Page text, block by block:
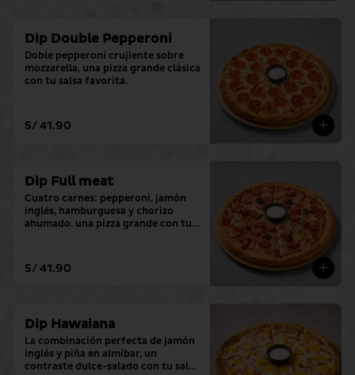
Dip Double Pepperoni
Doble pepperoni crujiente sobre
mozzarella, una pizza grande clásica
con tu salsa favorita.
S/ 41.90
Dip Full meat
Cuatro carnes: pepperoni, jamón
inglés, hamburguesa y chorizo
ahumado. una pizza grande con tu
S/ 41.90
Dip Hawaiana
La combinación perfecta de jamón
inglés y piña en almíbar, un
contraste dulce-salado con tu salsa